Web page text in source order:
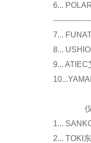
6...
7...
8...
9...
仪器
1...
2... TOKI